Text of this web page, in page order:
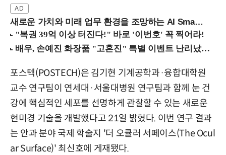
새로운 가치와 미래 업무 환경을 조망하는 AI Smart Work Summit 2026 (9/11 코엑스)
포스텍(POSTECH)은 김기현 기계공학과·융합대학원
교수 연구팀이 연세대·서울대병원 연구팀과 함께 눈 건
강에 핵심적인 세포를 선명하게 관찰할 수 있는 새로운
현미경 기술을 개발했다고 21일 밝혔다. 이번 연구 결과
는 안과 분야 국제 학술지 '더 오큘러 서페이스(The Ocul
ar Surface)' 최신호에 게재됐다.